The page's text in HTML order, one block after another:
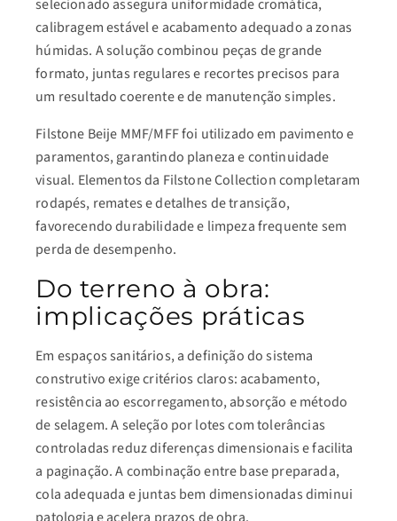
selecionado assegura uniformidade cromática,
calibragem estável e acabamento adequado a zonas
húmidas. A solução combinou peças de grande
formato, juntas regulares e recortes precisos para
um resultado coerente e de manutenção simples.
Filstone Beije MMF/MFF foi utilizado em pavimento e
paramentos, garantindo planeza e continuidade
visual. Elementos da Filstone Collection completaram
rodapés, remates e detalhes de transição,
favorecendo durabilidade e limpeza frequente sem
perda de desempenho.
Do terreno à obra:
implicações práticas
Em espaços sanitários, a definição do sistema
construtivo exige critérios claros: acabamento,
resistência ao escorregamento, absorção e método
de selagem. A seleção por lotes com tolerâncias
controladas reduz diferenças dimensionais e facilita
a paginação. A combinação entre base preparada,
cola adequada e juntas bem dimensionadas diminui